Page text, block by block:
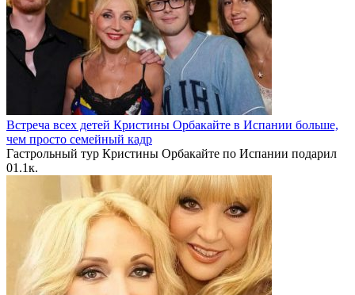
Встреча всех детей Кристины Орбакайте в Испании больше,
чем просто семейный кадр
Гастрольный тур Кристины Орбакайте по Испании подарил
01.1к.